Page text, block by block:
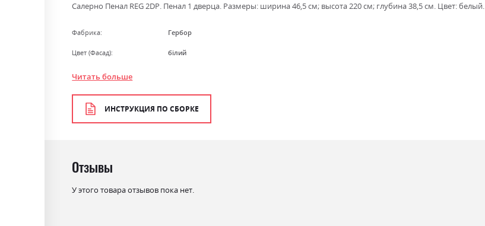
Салерно Пенал REG 2DР. Пенал 1 дверца. Размеры: ширина 46,5 см; высота 220 см; глубина 38,5 см. Цвет: белый.
Фабрика: Гербор
Цвет (Фасад): білий
Цвет (Корпус):
Цвет материала білий
Стиль класика, прованс, ретро
Читать больше
ИНСТРУКЦИЯ ПО СБОРКЕ
Отзывы
У этого товара отзывов пока нет.